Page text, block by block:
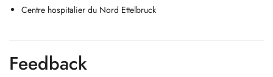
Centre hospitalier du Nord Ettelbruck
Feedback